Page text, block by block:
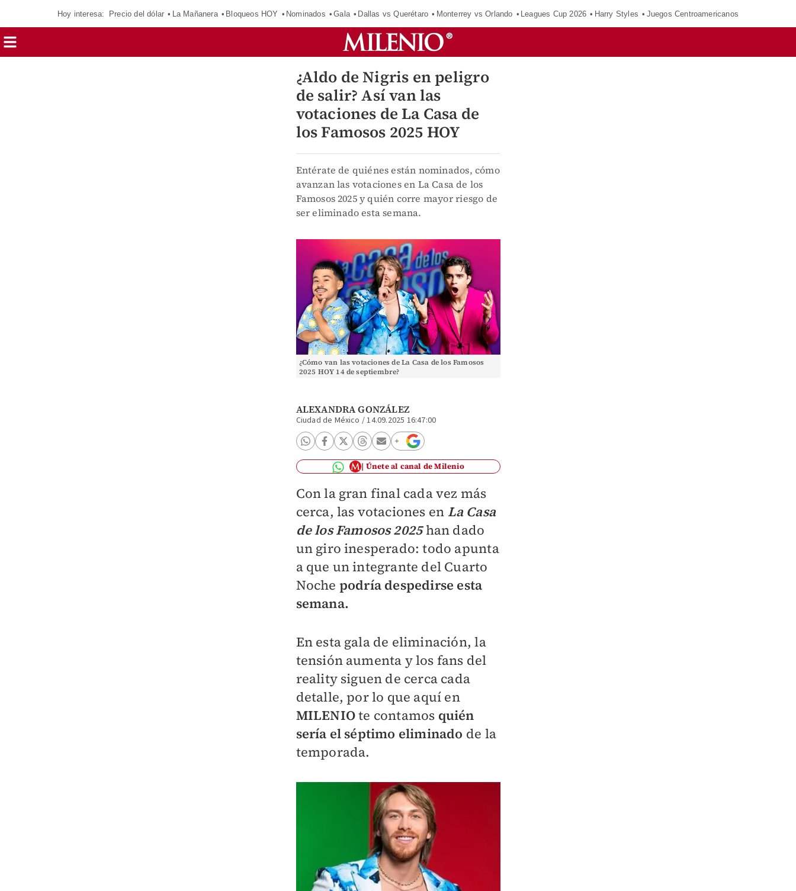
Hoy interesa: Precio del dólar La Mañanera Bloqueos HOY Nominados Gala Dallas vs Querétaro Monterrey vs Orlando Leagues Cup 2026 Harry Styles Juegos Centroamericanos
¿Aldo de Nigris en peligro
de salir? Así van las
votaciones de La Casa de
los Famosos 2025 HOY
Entérate de quiénes están nominados, cómo
avanzan las votaciones en La Casa de los
Famosos 2025 y quién corre mayor riesgo de
ser eliminado esta semana.
¿Cómo van las votaciones de La Casa de los Famosos
2025 HOY 14 de septiembre?
ALEXANDRA GONZÁLEZ
Ciudad de México /14.09.2025 16:47:00
Únete al canal de Milenio
Con la gran final cada vez más
cerca, las votaciones en La Casa
de los Famosos 2025han dado
un giro inesperado: todo apunta
a que un integrante del Cuarto
Noche podría despedirse esta
semana.
En esta gala de eliminación, la
tensión aumenta y los fans del
reality siguen de cerca cada
detalle, por lo que aquí en
MILENIOte contamos quién
sería el séptimo eliminado de la
temporada.